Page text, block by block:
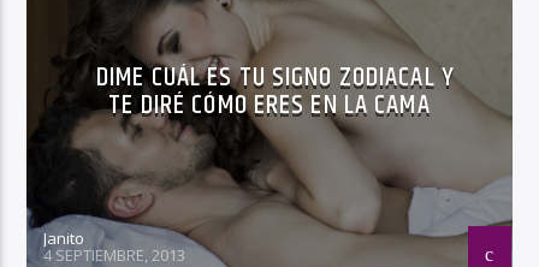
DIME CUÁL ES TU SIGNO ZODIACAL Y
TE DIRÉ CÓMO ERES EN LA CAMA
Janito
4 SEPTIEMBRE, 2013